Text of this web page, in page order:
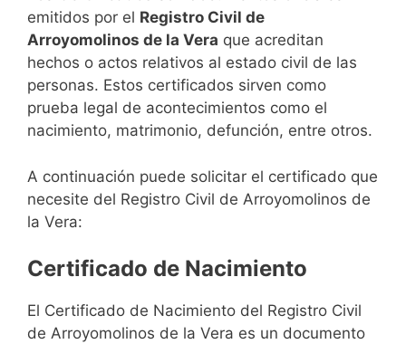
emitidos por el Registro Civil de
Arroyomolinos de la Vera que acreditan
hechos o actos relativos al estado civil de las
personas. Estos certificados sirven como
prueba legal de acontecimientos como el
nacimiento, matrimonio, defunción, entre otros.
A continuación puede solicitar el certificado que
necesite del Registro Civil de Arroyomolinos de
la Vera:
Certificado de Nacimiento
El Certificado de Nacimiento del Registro Civil
de Arroyomolinos de la Vera es un documento